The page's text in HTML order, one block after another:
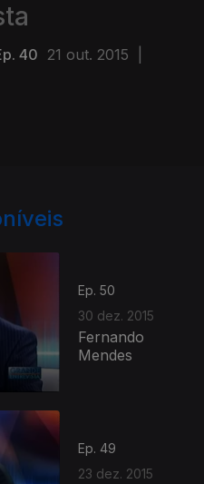
40 21 out. 2015
Ep. 50
30 dez. 2015
Fernando
Mendes
Ep. 49
23 dez. 2015